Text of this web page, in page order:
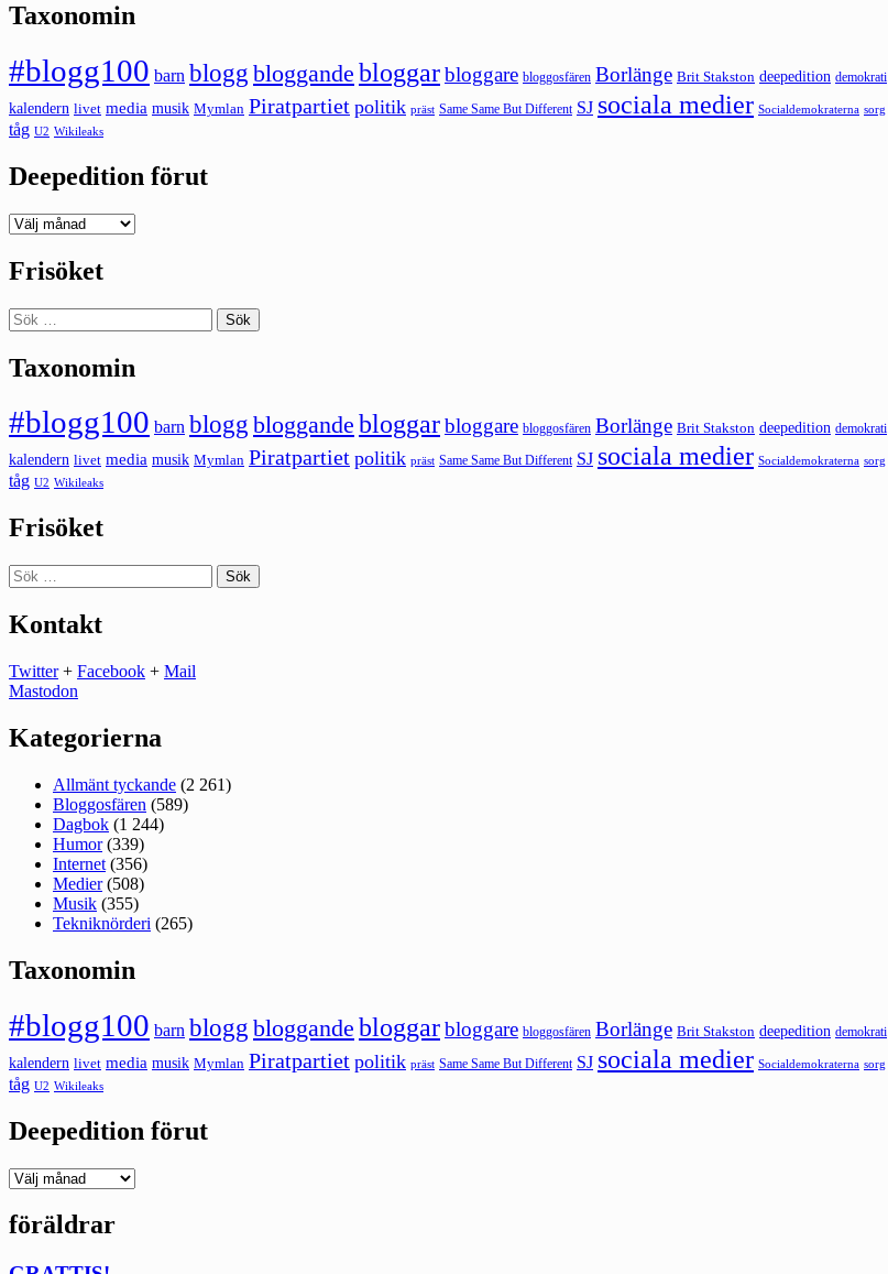
Taxonomin
#blogg100 barn blogg bloggande bloggarbloggare bloggosfären Borlänge Brit Stakston deepedition demokrati
kalendern livet media musik Mymlan Piratpartiet politik präst Same Same But Different SJ sociala medier Socialdemokraterna sorg
tåg U2 Wikileaks
Deepedition förut
Deepedition
Frisöket
Sök
efter:
Taxonomin
#blogg100 barn blogg bloggande bloggarbloggare bloggosfären Borlänge Brit Stakston deepedition demokrati
kalendern livet media musik Mymlan Piratpartiet politik präst Same Same But Different SJ sociala medier Socialdemokraterna sorg
tåg U2 Wikileaks
Frisöket
Sök
efter:
Kontakt
Twitter+ Facebook + Mail
Mastodon
Kategorierna
Allmänt tyckande (2 261)
Bloggosfären (589)
Dagbok (1 244)
Humor(339)
Internet (356)
Medier(508)
Musik (355)
Tekniknörderi (265)
Taxonomin
#blogg100 barn blogg bloggande bloggarbloggare bloggosfären Borlänge Brit Stakston deepedition demokrati
kalendern livet media musik Mymlan Piratpartiet politik präst Same Same But Different SJ sociala medier Socialdemokraterna sorg
tåg U2 Wikileaks
Deepedition förut
Deepedition
föräldrar